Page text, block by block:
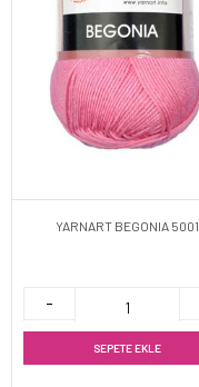
YARNART BEGONIA 5001
SEPETE EKLE